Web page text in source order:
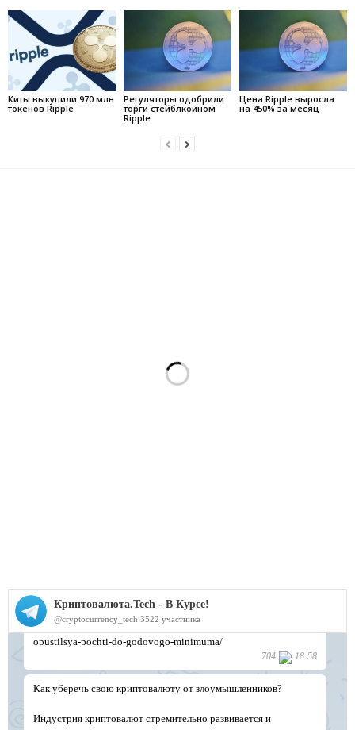
Киты выкупили 970 млн
токенов Ripple
Регуляторы одобрили
торги стейблкоином
Ripple
Цена Ripple выросла
на 450% за месяц